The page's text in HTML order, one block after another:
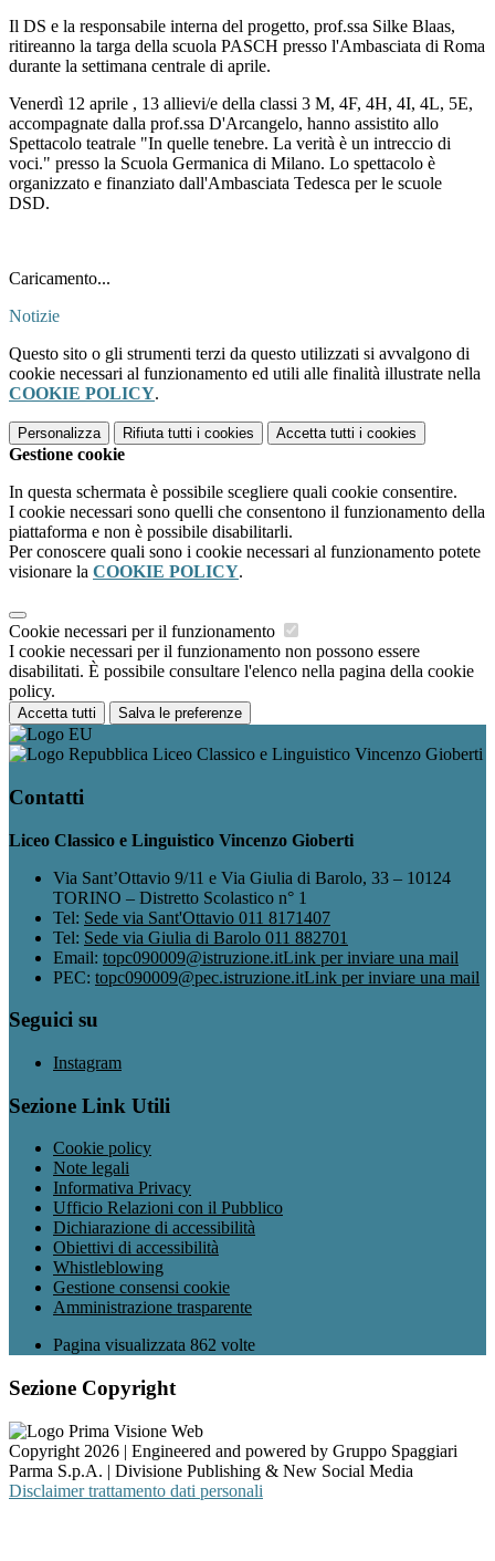
Il DS e la responsabile interna del progetto, prof.ssa Silke Blaas,
ritireanno la targa della scuola PASCH presso l'Ambasciata di Roma
durante la settimana centrale di aprile.
Venerdì 12 aprile , 13 allievi/e della classi 3 M, 4F, 4H, 4I, 4L, 5E,
accompagnate dalla prof.ssa D'Arcangelo, hanno assistito allo
Spettacolo teatrale "In quelle tenebre. La verità è un intreccio di
voci." presso la Scuola Germanica di Milano. Lo spettacolo è
organizzato e finanziato dall'Ambasciata Tedesca per le scuole
DSD.
Caricamento...
Notizie
Questo sito o gli strumenti terzi da questo utilizzati si avvalgono di
cookie necessari al funzionamento ed utili alle finalità illustrate nella
COOKIE POLICY.
Personalizza Rifiuta tutti i cookies Accetta tutti i cookies
Gestione cookie
In questa schermata è possibile scegliere quali cookie consentire.
I cookie necessari sono quelli che consentono il funzionamento della
piattaforma e non è possibile disabilitarli.
Per conoscere quali sono i cookie necessari al funzionamento potete
visionare la COOKIE POLICY.
Cookie necessari per il funzionamento
I cookie necessari per il funzionamento non possono essere
disabilitati. È possibile consultare l'elenco nella pagina della cookie
policy.
Accetta tutti Salva le preferenze
Liceo Classico e Linguistico Vincenzo Gioberti
Contatti
Liceo Classico e Linguistico Vincenzo Gioberti
Via Sant’Ottavio 9/11 e Via Giulia di Barolo, 33 – 10124
TORINO – Distretto Scolastico n° 1
Tel: Sede via Sant'Ottavio 011 8171407
Tel: Sede via Giulia di Barolo 011 882701
Email: topc090009@istruzione.itLink per inviare una mail
PEC: topc090009@pec.istruzione.itLink per inviare una mail
Seguici su
Instagram
Sezione Link Utili
Cookie policy
Note legali
Informativa Privacy
Ufficio Relazioni con il Pubblico
Dichiarazione di accessibilità
Obiettivi di accessibilità
Whistleblowing
Gestione consensi cookie
Amministrazione trasparente
Pagina visualizzata 862 volte
Sezione Copyright
Copyright 2026 | Engineered and powered by Gruppo Spaggiari
Parma S.p.A. | Divisione Publishing & New Social Media
Disclaimer trattamento dati personali